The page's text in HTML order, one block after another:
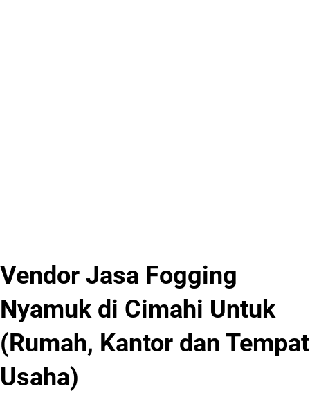
Vendor Jasa Fogging
Nyamuk di Cimahi Untuk
(Rumah, Kantor dan Tempat
Usaha)